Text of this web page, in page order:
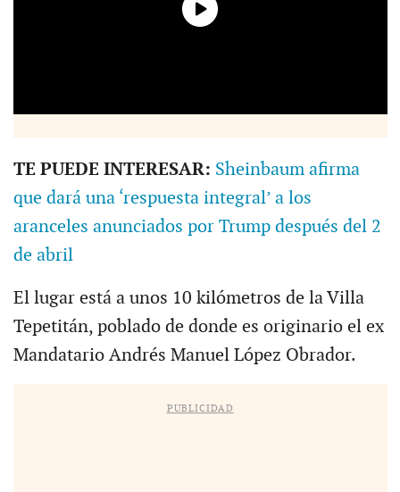
TE PUEDE INTERESAR: Sheinbaum afirma
que dará una ‘respuesta integral’ a los
aranceles anunciados por Trump después del 2
de abril
El lugar está a unos 10 kilómetros de la Villa
Tepetitán, poblado de donde es originario el ex
Mandatario Andrés Manuel López Obrador.
PUBLICIDAD